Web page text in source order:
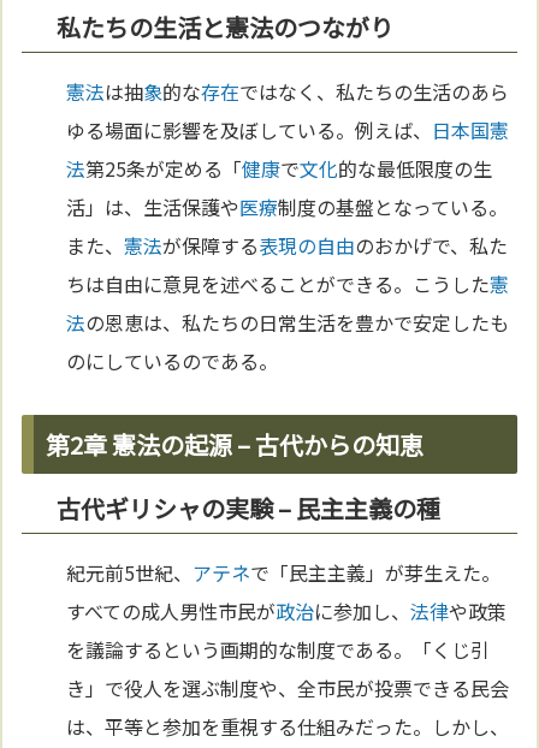
私たちの生活と憲法のつながり
憲法は抽象的な存在ではなく、私たちの生活のあら
ゆる場面に影響を及ぼしている。例えば、 日本国憲
法第25条が定める「健康で文化的な最低限度の生
活」は、生活保護や医療制度の基盤となっている。
また、憲法が保障する表現の自由のおかげで、私た
ちは自由に意見を述べることができる。こうした憲
法の恩恵は、私たちの日常生活を豊かで安定したも
のにしているのである。
第2章 憲法の起源 – 古代からの知恵
古代ギリシャの実験 – 民主主義の種
紀元前5世紀、 アテネで「民主主義」が芽生えた。
すべての成人男性市民が政治に参加し、法律や政策
を議論するという画期的な制度である。「くじ引
き」で役人を選ぶ制度や、全市民が投票できる民会
は、平等と参加を重視する仕組みだった。しかし、